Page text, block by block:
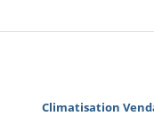
Climatisation